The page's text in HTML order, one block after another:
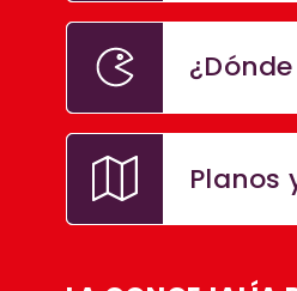
Planos